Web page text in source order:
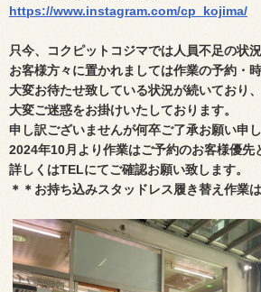
https://www.instagram.com/cp_kojima/
只今、コクピットコジマでは人員不足の状
お客様方々に置かれましては作業の予約・時
大変お待たせ致している状況が続いており、
大変ご迷惑をお掛けいたしております。
申し訳ございませんが何卒ご了承お願い申し
2024年10月より作業はご予約のお客様優先
詳しくはTELにてご確認お願い致します。
＊＊お持ち込みスタッドレス履き替え作業